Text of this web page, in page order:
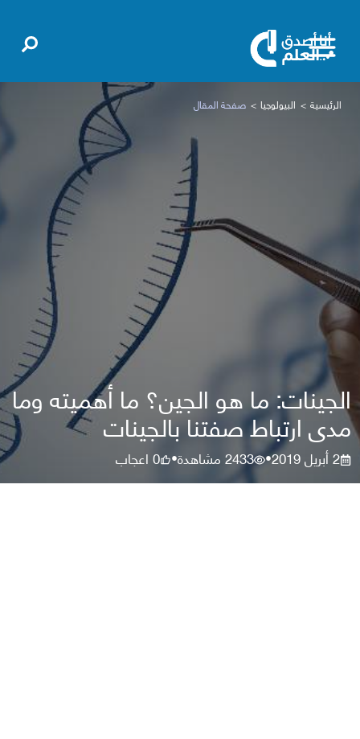
الرئيسية البيولوجيا صفحة المقال
الجينات: ما هو الجين؟ ما أهميته وما
مدى ارتباط صفتنا بالجينات
2 أبريل 2019 •
2433مشاهدة•
0اعجاب